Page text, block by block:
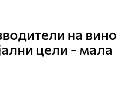
на вино
цели - мала